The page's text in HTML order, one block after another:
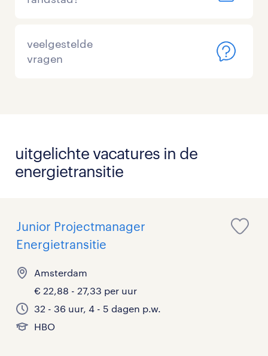
veelgestelde
vragen
uitgelichte vacatures in de
energietransitie
Junior Projectmanager
Energietransitie
Amsterdam
€ 22,88 - 27,33 per uur
32 - 36 uur, 4 - 5 dagen p.w.
HBO